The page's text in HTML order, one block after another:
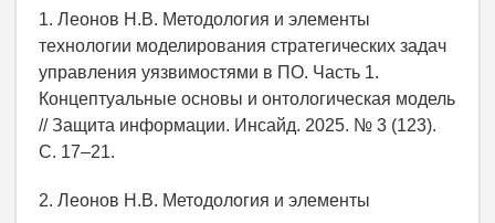
1. Леонов Н.В. Методология и элементы
технологии моделирования стратегических задач
управления уязвимостями в ПО. Часть 1.
Концептуальные основы и онтологическая модель
// Защита информации. Инсайд. 2025. № 3 (123).
С. 17–21.
2. Леонов Н.В. Методология и элементы